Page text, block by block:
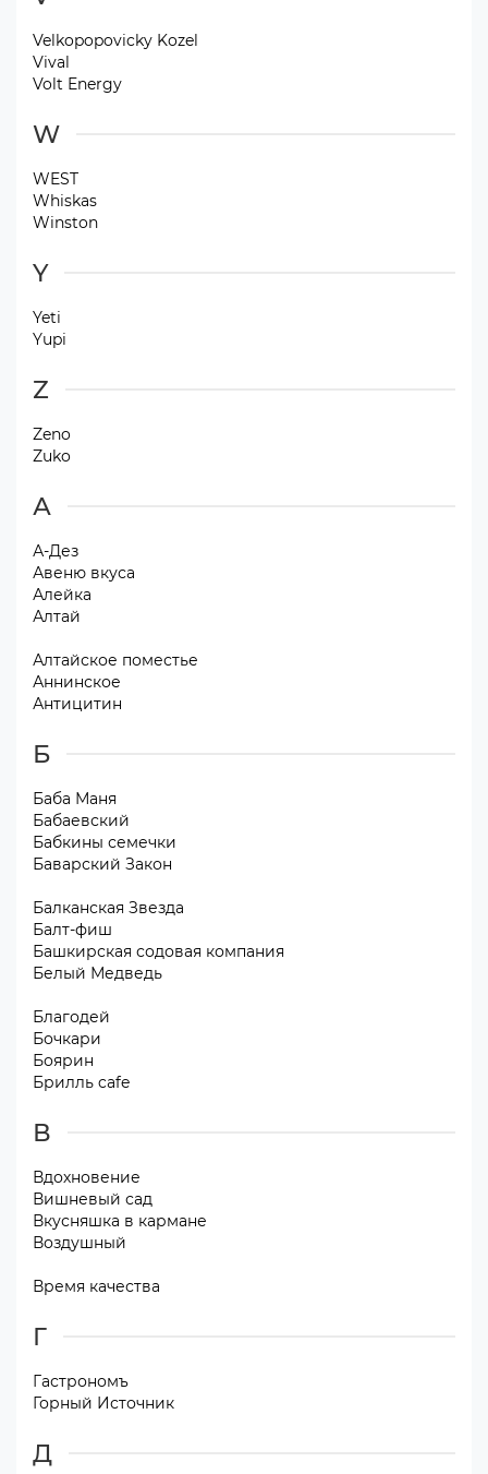
Velkopopovicky Kozel
Vival
Volt Energy
W
WEST
Whiskas
Winston
Y
Yeti
Yupi
Z
Zeno
Zuko
А
А-Дез
Авеню вкуса
Алейка
Алтай
Алтайское поместье
Аннинское
Антицитин
Б
Баба Маня
Бабаевский
Бабкины семечки
Баварский Закон
Балканская Звезда
Балт-фиш
Башкирская содовая компания
Белый Медведь
Благодей
Бочкари
Боярин
Брилль cafe
В
Вдохновение
Вишневый сад
Вкусняшка в кармане
Воздушный
Время качества
Г
Гастрономъ
Горный Источник
Д